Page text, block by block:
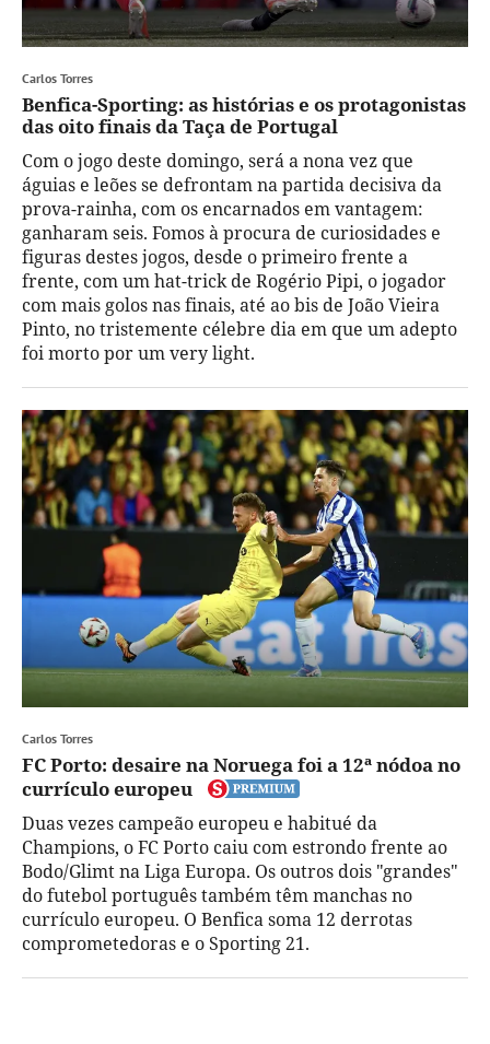
Carlos Torres
Benfica-Sporting: as histórias e os protagonistas
das oito finais da Taça de Portugal
Com o jogo deste domingo, será a nona vez que
águias e leões se defrontam na partida decisiva da
prova-rainha, com os encarnados em vantagem:
ganharam seis. Fomos à procura de curiosidades e
figuras destes jogos, desde o primeiro frente a
frente, com um hat-trick de Rogério Pipi, o jogador
com mais golos nas finais, até ao bis de João Vieira
Pinto, no tristemente célebre dia em que um adepto
foi morto por um very light.
Carlos Torres
FC Porto: desaire na Noruega foi a 12ª nódoa no
currículo europeu
Duas vezes campeão europeu e habitué da
Champions, o FC Porto caiu com estrondo frente ao
Bodo/Glimt na Liga Europa. Os outros dois "grandes"
do futebol português também têm manchas no
currículo europeu. O Benfica soma 12 derrotas
comprometedoras e o Sporting 21.